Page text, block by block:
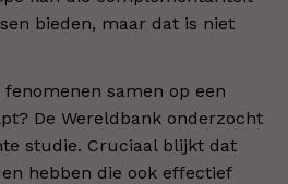
bieden, maar dat is niet
samen op een
De Wereldbank onderzocht
studie. Cruciaal blijkt dat
hebben die ook effectief